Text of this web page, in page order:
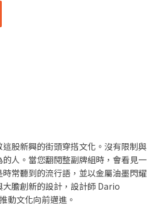
這股新興的街頭穿搭文化。沒有限制與
人。當您翻閱整副牌組時，會看見一
常聽到的流行語，並以金屬油墨閃耀
膽創新的設計，設計師 Dario
動文化向前邁進。